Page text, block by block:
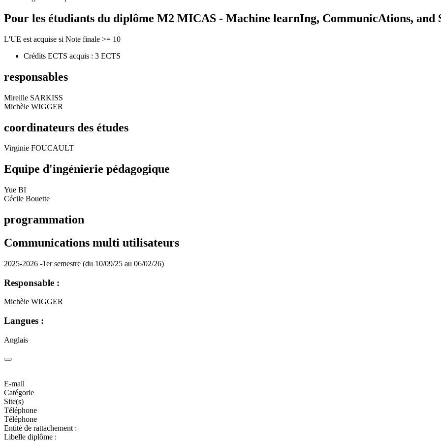
Pour les étudiants du diplôme M2 MICAS - Machine learnIng, CommunicAtions, and
L'UE est acquise si Note finale >= 10
Crédits ECTS acquis : 3 ECTS
responsables
Mireille SARKISS
Michèle WIGGER
coordinateurs des études
Virginie FOUCAULT
Equipe d'ingénierie pédagogique
Yue BI
Cécile Bouette
programmation
Communications multi utilisateurs
2025-2026 -1er semestre (du 10/09/25 au 06/02/26)
Responsable :
Michèle WIGGER
Langues :
Anglais
E-mail
Catégorie
Site(s)
Téléphone
Téléphone
Entité de rattachement :
Libelle diplôme :